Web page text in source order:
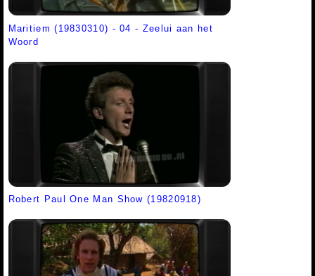
Maritiem (19830310) - 04 - Zeelui aan het
Woord
Robert Paul One Man Show (19820918)